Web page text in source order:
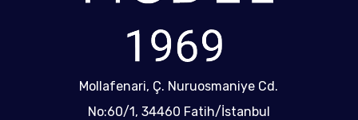
Mollafenari, Ç. Nuruosmaniye Cd.
No:60/1, 34460 Fatih/İstanbul